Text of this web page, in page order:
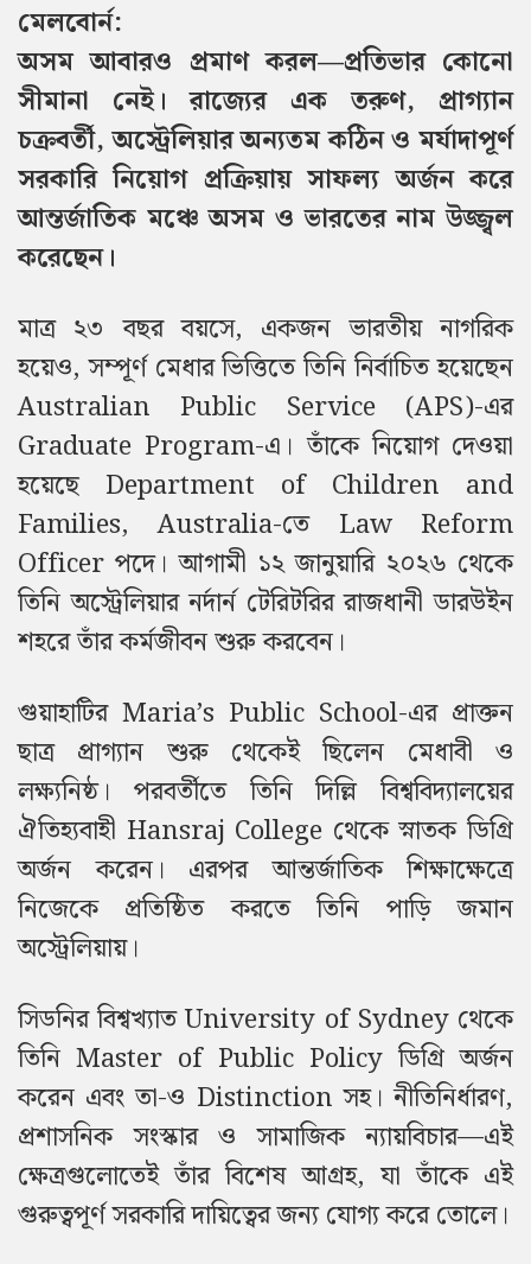
মেলবোর্ন:
অসম আবারও প্রমাণ করল—প্রতিভার কোনো
সীমানা নেই। রাজ্যের এক তরুণ, প্রাগ্যান
চক্রবর্তী, অস্ট্রেলিয়ার অন্যতম কঠিন ও মর্যাদাপূর্ণ
সরকারি নিয়োগ প্রক্রিয়ায় সাফল্য অর্জন করে
আন্তর্জাতিক মঞ্চে অসম ও ভারতের নাম উজ্জ্বল
করেছেন।
মাত্র ২৩ বছর বয়সে, একজন ভারতীয় নাগরিক
হয়েও, সম্পূর্ণ মেধার ভিত্তিতে তিনি নির্বাচিত হয়েছেন
Australian Public Service (APS)-এর
Graduate Program-এ। তাঁকে নিয়োগ দেওয়া
হয়েছে Department of Children and
Families, Australia-তে Law Reform
Officer পদে। আগামী ১২ জানুয়ারি ২০২৬ থেকে
তিনি অস্ট্রেলিয়ার নর্দার্ন টেরিটরির রাজধানী ডারউইন
শহরে তাঁর কর্মজীবন শুরু করবেন।
গুয়াহাটির Maria’s Public School-এর প্রাক্তন
ছাত্র প্রাগ্যান শুরু থেকেই ছিলেন মেধাবী ও
লক্ষ্যনিষ্ঠ। পরবর্তীতে তিনি দিল্লি বিশ্ববিদ্যালয়ের
ঐতিহ্যবাহী Hansraj College থেকে স্নাতক ডিগ্রি
অর্জন করেন। এরপর আন্তর্জাতিক শিক্ষাক্ষেত্রে
নিজেকে প্রতিষ্ঠিত করতে তিনি পাড়ি জমান
অস্ট্রেলিয়ায়।
সিডনির বিশ্বখ্যাত University of Sydney থেকে
তিনি Master of Public Policy ডিগ্রি অর্জন
করেন এবং তা-ও Distinction সহ। নীতিনির্ধারণ,
প্রশাসনিক সংস্কার ও সামাজিক ন্যায়বিচার—এই
ক্ষেত্রগুলোতেই তাঁর বিশেষ আগ্রহ, যা তাঁকে এই
গুরুত্বপূর্ণ সরকারি দায়িত্বের জন্য যোগ্য করে তোলে।